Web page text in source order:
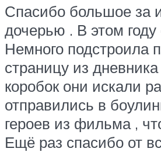
Спасибо большое за
дочерью . В этом
Немного подстроила
страницу из
коробок они искали
отправились в
героев из фильма ,
Ещё раз спасибо от